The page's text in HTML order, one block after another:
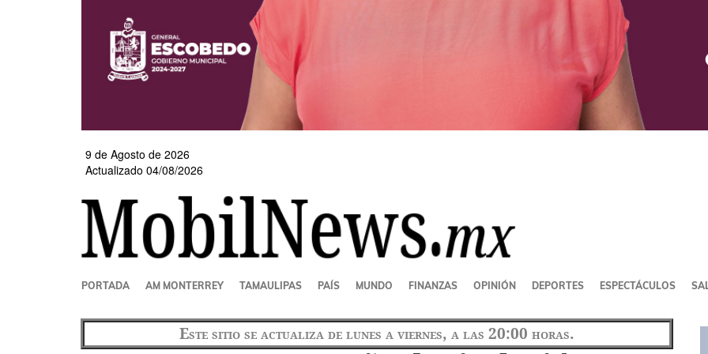
9 de Agosto de 2026
Actualizado 04/08/2026
SECCIONES
PORTADA AM MONTERREY TAMAULIPAS PAÍS MUNDO FINANZAS OPINIÓN DEPORTES ESPECTÁCULOS
Este sitio se actualiza de lunes a viernes, a las 20:00 horas.